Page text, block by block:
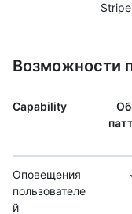
Возможности
Capability
Оповещения
пользователе
й